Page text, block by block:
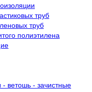
труб
труб
полиэтилена
ветошь - зачистные